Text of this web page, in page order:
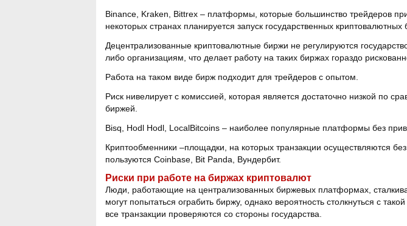
Binance, Kraken, Bittrex – платформы, которые большинство трейдеров
некоторых странах планируется запуск государственных криптовалютных
Децентрализованные криптовалютные биржи не регулируются
либо организациям, что делает работу на таких биржах гораздо
Работа на таком виде бирж подходит для трейдеров с опытом.
Риск нивелирует с комиссией, которая является достаточно низкой по
биржей.
Bisq, Hodl Hodl, LocalBitcoins – наиболее популярные платформы без
Криптообменники –площадки, на которых транзакции осуществляются
пользуются Coinbase, Bit Panda, Вундербит.
Риски при работе на биржах криптовалют
Люди, работающие на централизованных биржевых платформах,
могут попытаться ограбить биржу, однако вероятность столкнуться с
все транзакции проверяются со стороны государства.